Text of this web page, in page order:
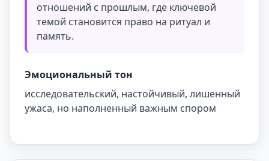
отношений с прошлым, где ключевой
темой становится право на ритуал и
память.
Эмоциональный тон
исследовательский, настойчивый, лишенный
ужаса, но наполненный важным спором